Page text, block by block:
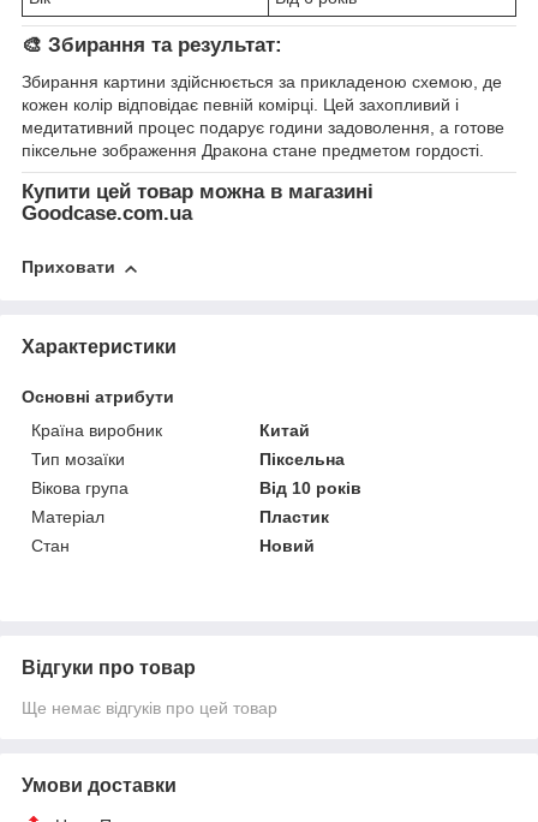
🎨 Збирання та результат:
Збирання картини здійснюється за прикладеною схемою, де
кожен колір відповідає певній комірці. Цей захопливий і
медитативний процес подарує години задоволення, а готове
піксельне зображення Дракона стане предметом гордості.
Купити цей товар можна в магазині
Goodcase.com.ua
Приховати
Характеристики
Основні атрибути
Країна виробник
Китай
Тип мозаїки
Піксельна
Вікова група
Від 10 років
Матеріал
Пластик
Стан
Новий
Відгуки про товар
Ще немає відгуків про цей товар
Умови доставки